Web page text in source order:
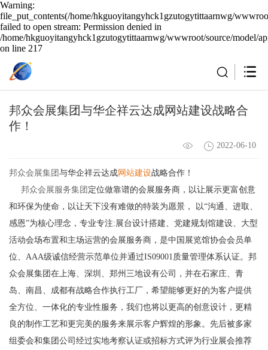
Warning:
file_put_contents(/home/hkguoyitangyhck1gzutogytittaarnwg/
failed to open stream: Permission denied in
/home/hkguoyitangyhck1gzutogytittaarnwg/wwwroot/source/model/
on line 217
邦众会展集团与华企祥云达成网站建设战略合
作！
2022-06-10
邦众会展集团 与华企祥云达成网站建设战略合作！
邦众会展服务集团 定位做靠谱的会展服务商，以让展示更富创意
和环保为使命，以让天下没有难做的特装为愿景， 以“沟通、进取、
感恩”为核心理念，专业专注:展台设计搭建、党建规划馆建设、大型
活动会场布置和主场运营的会展服务商，是中国展览馆协会会员单
位、AAA级诚信经营示范单位并通过IS09001质量管理体系认证。邦
众会展集团在上海、深圳、郑州三地设有公司，并在石家庄、青
岛、南昌、成都有战略合作执行工厂，希望能够更好的为客户提供
全方位、一体化的专业性服务，我们也将以更高的创意设计，更精
良的制作工艺和更完美的服务来展示客户辉煌的形象。先后被多家
组委会和集团公司经过实地考察认证或招标方式评为行业展会推荐